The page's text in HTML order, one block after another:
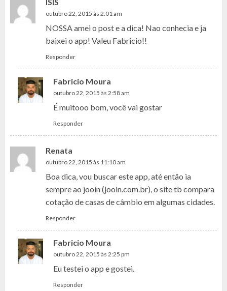
outubro 22, 2015 às 2:01 am
NOSSA amei o post e a dica! Nao conhecia e ja
baixei o app! Valeu Fabricio!!
Responder
Fabricio Moura
outubro 22, 2015 às 2:58 am
É muitooo bom, você vai gostar
Responder
Renata
outubro 22, 2015 às 11:10 am
Boa dica, vou buscar este app, até então ia
sempre ao jooin (jooin.com.br), o site tb compara
cotação de casas de câmbio em algumas cidades.
Responder
Fabricio Moura
outubro 22, 2015 às 2:25 pm
Eu testei o app e gostei.
Responder